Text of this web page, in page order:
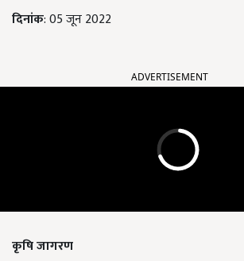
दिनांक: 05 जून 2022
ADVERTISEMENT
कृषि जागरण